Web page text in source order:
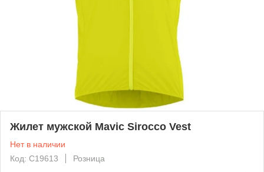
Жилет мужской Mavic Sirocco Vest
Нет в наличии
Код: C19613
Розница